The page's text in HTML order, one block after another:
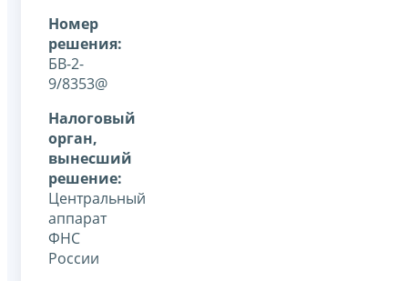
Номер
решения:
БВ-2-
9/8353@
Налоговый
орган,
вынесший
решение:
Центральный
аппарат
ФНС
России